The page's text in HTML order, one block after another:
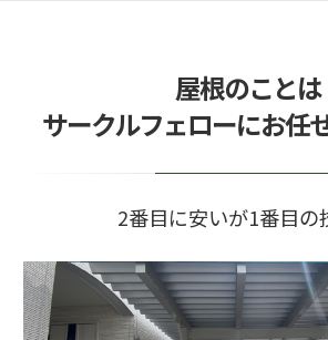
2025/06/01
鉄骨階段修理の必要性とそ
今期に中川製作所を建てた
屋根のことは
サークルフェローにお任
2番目に安いが1番目の